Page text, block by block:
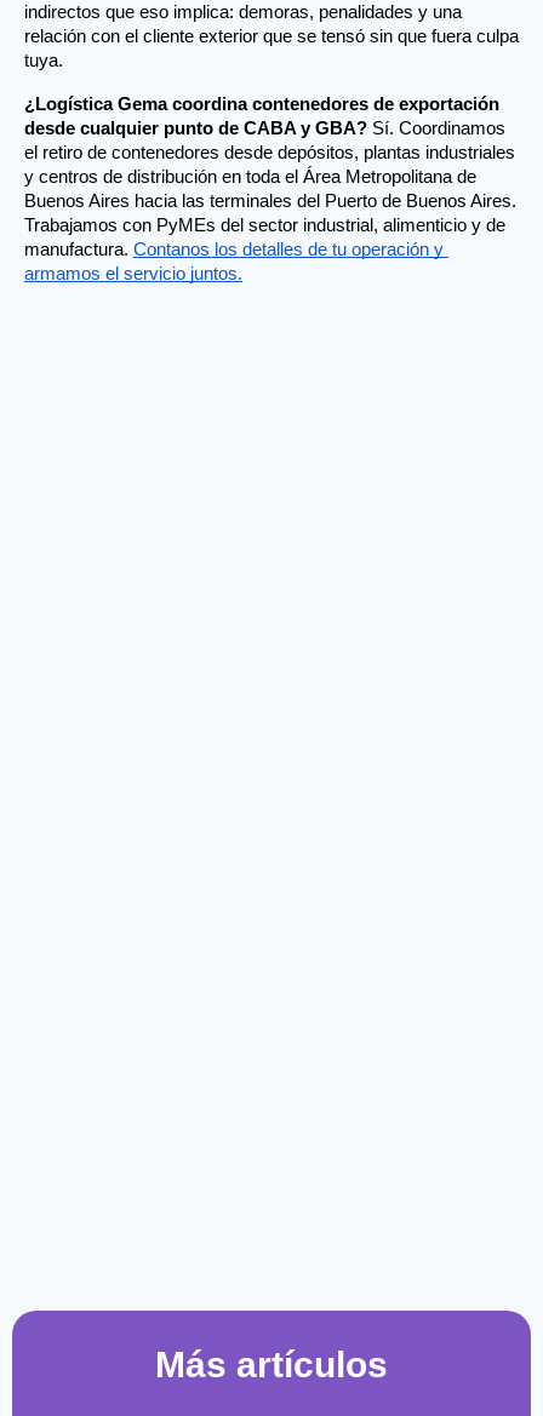
indirectos que eso implica: demoras, penalidades y una
relación con el cliente exterior que se tensó sin que fuera culpa
tuya.
¿Logística Gema coordina contenedores de exportación
desde cualquier punto de CABA y GBA? Sí. Coordinamos
el retiro de contenedores desde depósitos, plantas industriales
y centros de distribución en toda el Área Metropolitana de
Buenos Aires hacia las terminales del Puerto de Buenos Aires.
Trabajamos con PyMEs del sector industrial, alimenticio y de
manufactura. Contanos los detalles de tu operación y
armamos el servicio juntos.
Más artículos